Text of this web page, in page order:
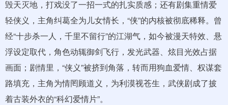
毁天灭地，打戏没了一招一式的扎实质感；还有剧集重情爱
轻侠义，主角纠葛全为儿女情长，“侠”的内核被彻底稀释。曾
经“十步杀一人，千里不留行”的江湖气，如今被漫天特效、悬
浮设定取代，角色动辄御剑飞行，发光武器、炫目光效占据
画面；剧情里，“侠义”被挤到角落，转而用狗血爱情、权谋套
路填充，主角为情罔顾道义，为利漠视苍生，武侠剧成了披
着古装外衣的“科幻爱情片”。